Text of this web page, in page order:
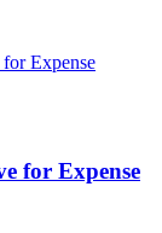
for Expense